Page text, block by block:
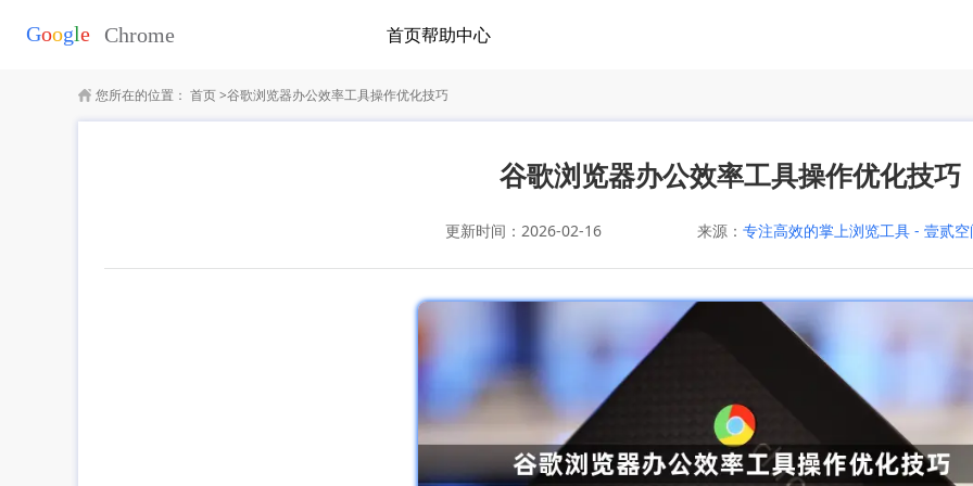
首页帮助中心
您所在的位置： 首页>谷歌浏览器办公效率工具操作优化技巧
谷歌浏览器办公效率工具操作优化技巧
更新时间：2026-02-16 来源： 专注高效的掌上浏览工具 - 壹贰